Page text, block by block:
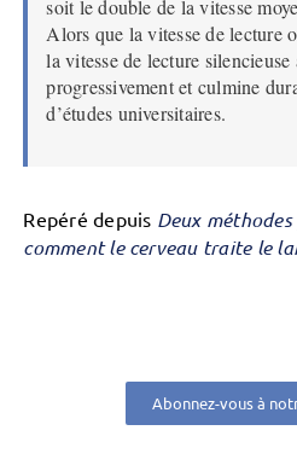
soit le double de la vitesse
Alors que la vitesse de lecture
la vitesse de lecture silencieuse
progressivement et culmine
d’études universitaires.
Repéré depuis Deux
comment le cerveau traite le
Abonnez-vous à